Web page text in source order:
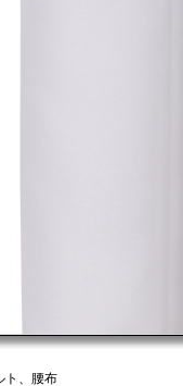
ト、腰布